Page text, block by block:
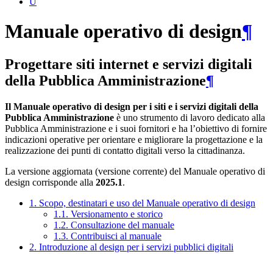
Manuale operativo di design¶
Progettare siti internet e servizi digitali
della Pubblica Amministrazione¶
Il Manuale operativo di design per i siti e i servizi digitali della
Pubblica Amministrazione è uno strumento di lavoro dedicato alla
Pubblica Amministrazione e i suoi fornitori e ha l’obiettivo di fornire
indicazioni operative per orientare e migliorare la progettazione e la
realizzazione dei punti di contatto digitali verso la cittadinanza.
La versione aggiornata (versione corrente) del Manuale operativo di
design corrisponde alla 2025.1.
1. Scopo, destinatari e uso del Manuale operativo di design
1.1. Versionamento e storico
1.2. Consultazione del manuale
1.3. Contribuisci al manuale
2. Introduzione al design per i servizi pubblici digitali